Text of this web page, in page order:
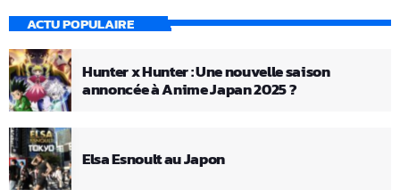
ACTU POPULAIRE
Hunter x Hunter : Une nouvelle saison
annoncée à Anime Japan 2025 ?
Elsa Esnoult au Japon